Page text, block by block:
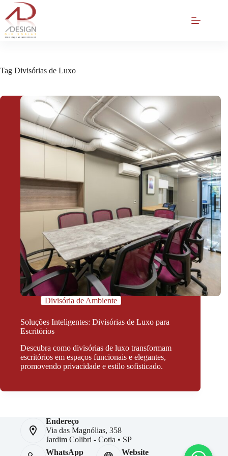
Pular
para
conteúdo
Tag Divisórias de Luxo
Divisória de Ambiente
Soluções Inteligentes: Divisórias de Luxo para
Escritórios
Descubra como divisórias de luxo transformam
escritórios em espaços funcionais e elegantes,
promovendo privacidade e estilo sofisticado.
Endereço
Via das Magnólias, 358
Jardim Colibri - Cotia • SP
WhatsApp
Website